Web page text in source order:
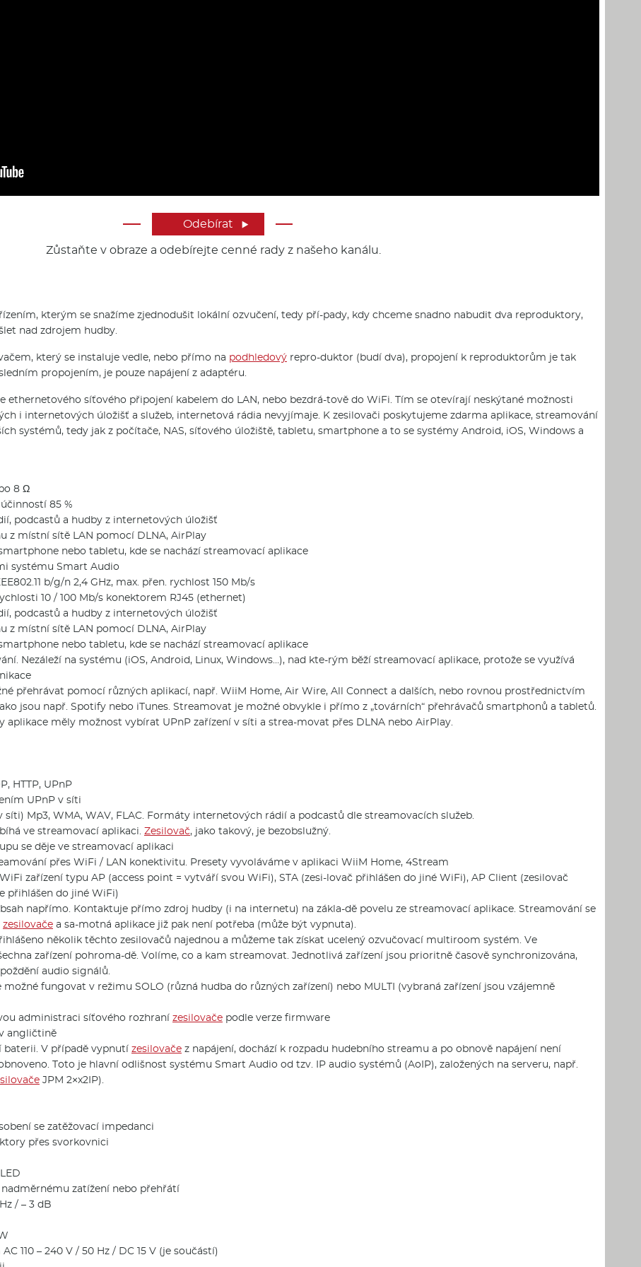
Odebírat 
Zůstaňte v obraze a odebírejte cenné rady z našeho kanálu.
kterým se snažíme zjednodušit lokální ozvučení, tedy pří-pady, kdy chceme snadno nabudit dva reproduktory,
nad zdrojem hudby.
který se instaluje vedle, nebo přímo na podhledový repro-duktor (budí dva), propojení k reproduktorům je tak
propojením, je pouze napájení z adaptéru.
ethernetového síťového připojení kabelem do LAN, nebo bezdrá-tově do WiFi. Tím se otevírají neskýtané možnosti
i internetových úložišť a služeb, internetová rádia nevyjímaje. K zesilovači poskytujeme zdarma aplikace, streamování
systémů, tedy jak z počítače, NAS, síťového úložiště, tabletu, smartphone a to se systémy Android, iOS, Windows a
8 Ω
85 %
podcastů a hudby z internetových úložišť
z místní sítě LAN pomocí DLNA, AirPlay
nebo tabletu, kde se nachází streamovací aplikace
systému Smart Audio
b/g/n 2,4 GHz, max. přen. rychlost 150 Mb/s
10 / 100 Mb/s konektorem RJ45 (ethernet)
podcastů a hudby z internetových úložišť
z místní sítě LAN pomocí DLNA, AirPlay
nebo tabletu, kde se nachází streamovací aplikace
Nezáleží na systému (iOS, Android, Linux, Windows…), nad kte-rým běží streamovací aplikace, protože se využívá
přehrávat pomocí různých aplikací, např. WiiM Home, Air Wire, All Connect a dalších, nebo rovnou prostřednictvím
jsou např. Spotify nebo iTunes. Streamovat je možné obvykle i přímo z „továrních“ přehrávačů smartphonů a tabletů.
aplikace měly možnost vybírat UPnP zařízení v síti a strea-movat přes DLNA nebo AirPlay.
HTTP, UPnP
UPnP v síti
Mp3, WMA, WAV, FLAC. Formáty internetových rádií a podcastů dle streamovacích služeb.
ve streamovací aplikaci. Zesilovač, jako takový, je bezobslužný.
se děje ve streamovací aplikaci
přes WiFi / LAN konektivitu. Presety vyvoláváme v aplikaci WiiM Home, 4Stream
zařízení typu AP (access point = vytváří svou WiFi), STA (zesi-lovač přihlášen do jiné WiFi), AP Client (zesilovač
přihlášen do jiné WiFi)
napřímo. Kontaktuje přímo zdroj hudby (i na internetu) na zákla-dě povelu ze streamovací aplikace. Streamování se
zesilovače a sa-motná aplikace již pak není potřeba (může být vypnuta).
několik těchto zesilovačů najednou a můžeme tak získat ucelený ozvučovací multiroom systém. Ve
zařízení pohroma-dě. Volíme, co a kam streamovat. Jednotlivá zařízení jsou prioritně časově synchronizována,
audio signálů.
fungovat v režimu SOLO (různá hudba do různých zařízení) nebo MULTI (vybraná zařízení jsou vzájemně
administraci síťového rozhraní zesilovače podle verze firmware
angličtině
baterii. V případě vypnutí zesilovače z napájení, dochází k rozpadu hudebního streamu a po obnově napájení není
Toto je hlavní odlišnost systému Smart Audio od tzv. IP audio systémů (AoIP), založených na serveru, např.
JPM 2×x2IP).
se zatěžovací impedanci
přes svorkovnici
zatížení nebo přehřátí
/ – 3 dB
110 – 240 V / 50 Hz / DC 15 V (je součástí)